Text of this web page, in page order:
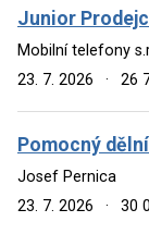
Junior
Mobilní telefony
23. 7. 2026
· 26
Pomocný
Josef Pernica
23. 7. 2026
· 30